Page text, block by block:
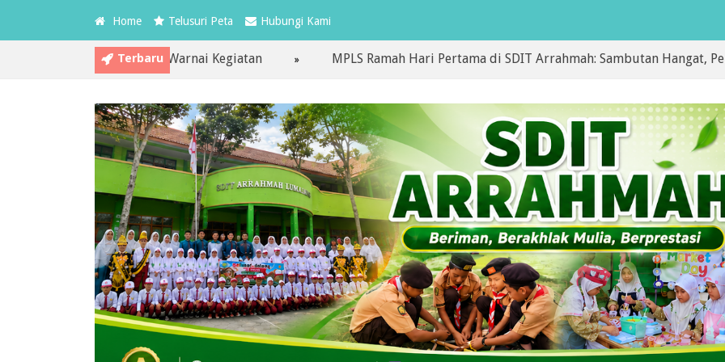
Home Telusuri Peta Hubungi Kami
Terbaru
Ibadah Warnai Kegiatan MPLS Ramah Hari Pertama di SDIT Arrahmah: Sambutan Hangat, Penguatan